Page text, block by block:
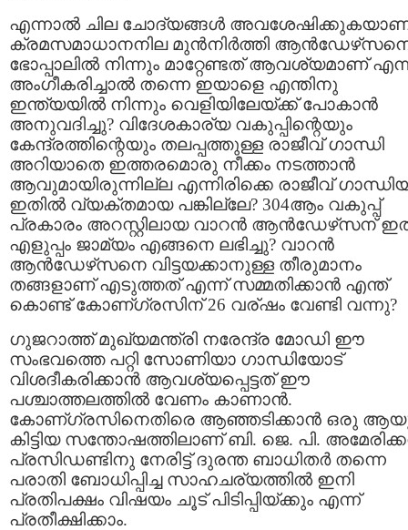
എന്നാല്‍ ചില ചോദ്യങ്ങള്‍
ക്രമസമാധാനനില മുന്‍നിര്‍ത്തി
ഭോപ്പാലില്‍ നിന്നും മാറ്റേണ്ടത് ആവശ്യമാണ്‌
അംഗീകരിച്ചാല്‍ തന്നെ ഇയാളെ എന്തിനു
ഇന്ത്യയില്‍ നിന്നും വെളിയിലേയ്ക്ക് പോകാന്‍
അനുവദിച്ചു? വിദേശകാര്യ വകുപ്പിന്റെയും
കേന്ദ്രത്തിന്റെയും തലപ്പത്തുള്ള രാജീവ്‌ ഗാന്ധി
അറിയാതെ ഇത്തരമൊരു നീക്കം നടത്താന്‍
ആവുമായിരുന്നില്ല എന്നിരിക്കെ രാജീവ്‌
ഇതില്‍ വ്യക്തമായ പങ്കില്ലേ? 304ആം വകുപ്പ്‌
പ്രകാരം അറസ്റ്റിലായ വാറന്‍ ആന്‍ഡേഴ്‌സന്
എളുപ്പം ജാമ്യം എങ്ങനെ ലഭിച്ചു? വാറന്‍
ആന്‍ഡേഴ്‌സനെ വിട്ടയക്കാനുള്ള തീരുമാനം
തങ്ങളാണ് എടുത്തത്‌ എന്ന് സമ്മതിക്കാന്‍ എന്ത്
കൊണ്ട് കോണ്ഗ്രസിന് 26 വര്ഷം വേണ്ടി വന്നു?
ഗുജറാത്ത്‌ മുഖ്യമന്ത്രി നരേന്ദ്ര മോഡി ഈ
സംഭവത്തെ പറ്റി സോണിയാ ഗാന്ധിയോട്
വിശദീകരിക്കാന്‍ ആവശ്യപ്പെട്ടത് ഈ
പശ്ചാത്തലത്തില്‍ വേണം കാണാന്‍.
കോണ്ഗ്രസിനെതിരെ ആഞ്ഞടിക്കാന്‍ ഒരു
കിട്ടിയ സന്തോഷത്തിലാണ് ബി. ജെ. പി.
പ്രസിഡണ്ടിനു നേരിട്ട് ദുരന്ത ബാധിതര്‍ തന്നെ
പരാതി ബോധിപ്പിച്ച സാഹചര്യത്തില്‍ ഇനി
പ്രതിപക്ഷം വിഷയം ചൂട് പിടിപ്പിയ്ക്കും എന്ന്
പ്രതീക്ഷിക്കാം.